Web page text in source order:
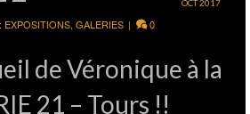
OCT 2017
EXPOSITIONS, GALERIES | 0
de Véronique à la
21 – Tours !!